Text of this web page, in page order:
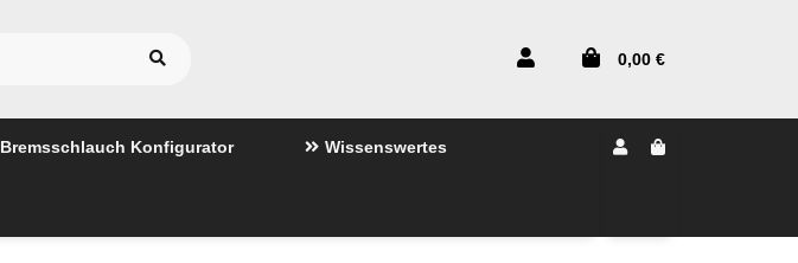
0,00 €
Bremsschlauch Konfigurator Wissenswertes